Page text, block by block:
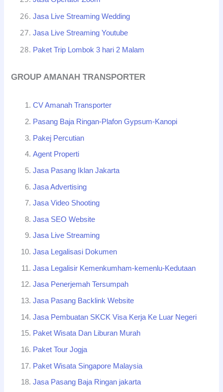
Jasa Live Streaming Wedding
Jasa Live Streaming Youtube
Paket Trip Lombok 3 hari 2 Malam
GROUP AMANAH TRANSPORTER
CV Amanah Transporter
Pasang Baja Ringan-Plafon Gypsum-Kanopi
Pakej Percutian
Agent Properti
Jasa Pasang Iklan Jakarta
Jasa Advertising
Jasa Video Shooting
Jasa SEO Website
Jasa Live Streaming
Jasa Legalisasi Dokumen
Jasa Legalisir Kemenkumham-kemenlu-Kedutaan
Jasa Penerjemah Tersumpah
Jasa Pasang Backlink Website
Jasa Pembuatan SKCK Visa Kerja Ke Luar Negeri
Paket Wisata Dan Liburan Murah
Paket Tour Jogja
Paket Wisata Singapore Malaysia
Jasa Pasang Baja Ringan jakarta